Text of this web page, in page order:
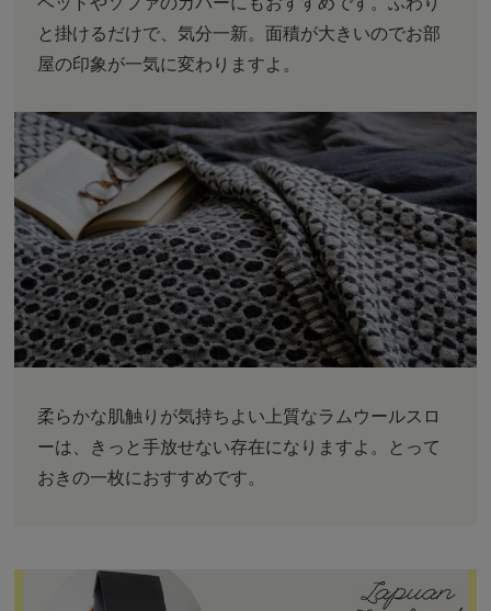
と掛けるだけで、気分一新。面積が大きいのでお部
屋の印象が一気に変わりますよ。
柔らかな肌触りが気持ちよい上質なラムウールスロ
ーは、きっと手放せない存在になりますよ。とって
おきの一枚におすすめです。